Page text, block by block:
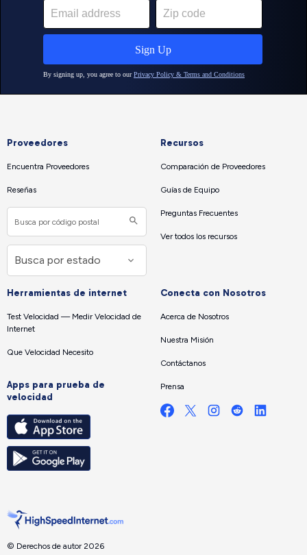
Proveedores
Encuentra Proveedores
Reseñas
Recursos
Comparación de Proveedores
Guías de Equipo
Preguntas Frecuentes
Ver todos los recursos
Herramientas de internet
Test Velocidad — Medir Velocidad de
Internet
Que Velocidad Necesito
Apps para prueba de
velocidad
Conecta con Nosotros
Acerca de Nosotros
Nuestra Misión
Contáctanos
Prensa
© Derechos de autor 2026